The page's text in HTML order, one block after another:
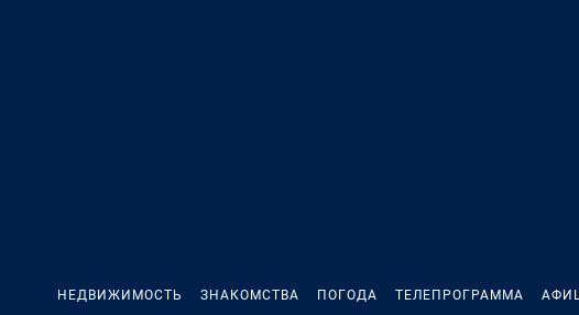
НЕДВИЖИМОСТЬ ЗНАКОМСТВА ПОГОДА ТЕЛЕПРОГРАММА